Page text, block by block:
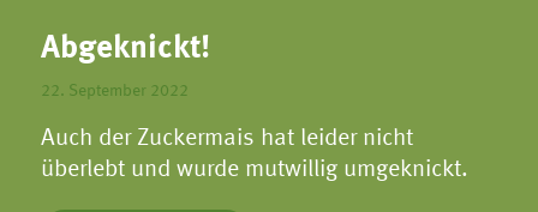
Abgeknickt!
22. September 2022
Auch der Zuckermais hat leider nicht
überlebt und wurde mutwillig umgeknickt.